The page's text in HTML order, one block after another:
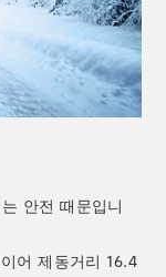
안전 때문입니
어 제동거리 16.4